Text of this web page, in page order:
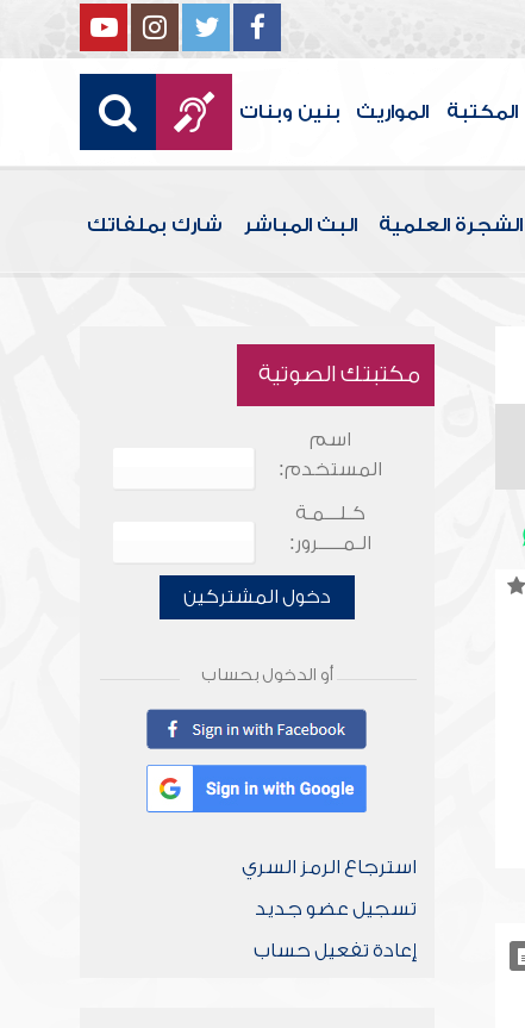
المكتبة المواريث بنين وبنات
الشجرة العلمية البث المباشر شارك بملفاتك
مكتبتك الصوتية
اسم
المستخدم:
كـلـــمـة
الـمـــــرور:
دخول المشتركين
أو الدخول بحساب
استرجاع الرمز السري
تسجيل عضو جديد
إعادة تفعيل حساب